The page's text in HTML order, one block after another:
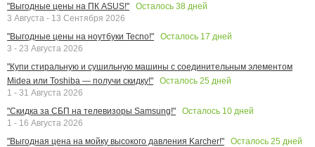
"Выгодные цены на ПК ASUS!"
Осталось 38 дней
3 Августа - 13 Сентября 2026
"Выгодные цены на ноутбуки Tecno!"
Осталось 17 дней
3 - 23 Августа 2026
"Купи стиральную и сушильную машины с соединительным элементом
Midea или Toshiba — получи скидку!"
Осталось 25 дней
1 - 31 Августа 2026
"Скидка за СБП на телевизоры Samsung!"
Осталось 10 дней
1 - 16 Августа 2026
"Выгодная цена на мойку высокого давления Karcher!"
Осталось 25 дней